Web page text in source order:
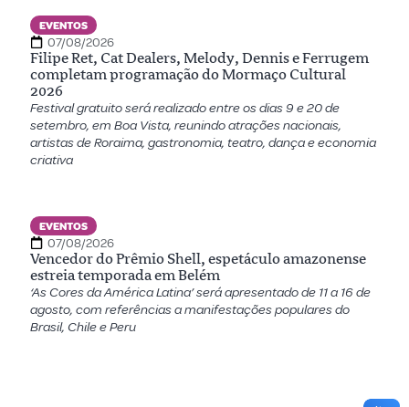
EVENTOS
07/08/2026
Filipe Ret, Cat Dealers, Melody, Dennis e Ferrugem
completam programação do Mormaço Cultural
2026
Festival gratuito será realizado entre os dias 9 e 20 de
setembro, em Boa Vista, reunindo atrações nacionais,
artistas de Roraima, gastronomia, teatro, dança e economia
criativa
EVENTOS
07/08/2026
Vencedor do Prêmio Shell, espetáculo amazonense
estreia temporada em Belém
‘As Cores da América Latina’ será apresentado de 11 a 16 de
agosto, com referências a manifestações populares do
Brasil, Chile e Peru